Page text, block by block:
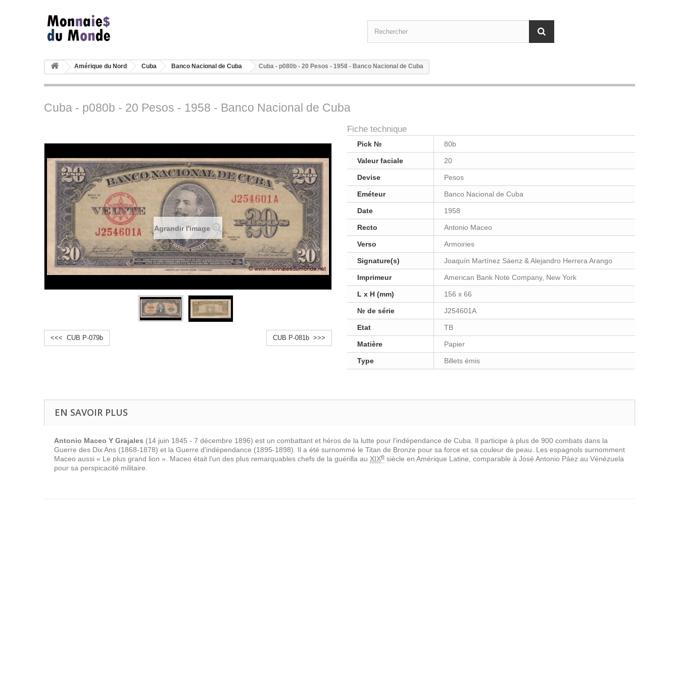
Amérique du Nord Cuba Banco Nacional de Cuba Cuba - p080b - 20 Pesos - 1958 - Banco Nacional de Cuba
Cuba - p080b - 20 Pesos - 1958 - Banco Nacional de Cuba
Agrandir l'image
<<< CUB P-079b CUB P-081b >>>
Fiche technique
Pick № 80b
Valeur faciale 20
Devise Pesos
Eméteur Banco Nacional de Cuba
Date 1958
Recto Antonio Maceo
Verso Armoiries
Signature(s) Joaquín Martínez Sáenz & Alejandro Herrera Arango
Imprimeur American Bank Note Company, New York
L x H (mm) 156 x 66
№ de série J254601A
Etat TB
Matière Papier
Type Billets émis
EN SAVOIR PLUS
Antonio Maceo Y Grajales (14 juin 1845 - 7 décembre 1896) est un combattant et héros de la lutte pour l'indépendance de Cuba. Il participe à plus de 900 combats dans la
Guerre des Dix Ans (1868-1878) et la Guerre d'indépendance (1895-1898). Il a été surnommé le Titan de Bronze pour sa force et sa couleur de peau. Les espagnols surnomment
Maceo aussi « Le plus grand lion ». Maceo était l'un des plus remarquables chefs de la guérilla au XIXe siècle en Amérique Latine, comparable à José Antonio Páez au Vénézuela
pour sa perspicacité militaire.